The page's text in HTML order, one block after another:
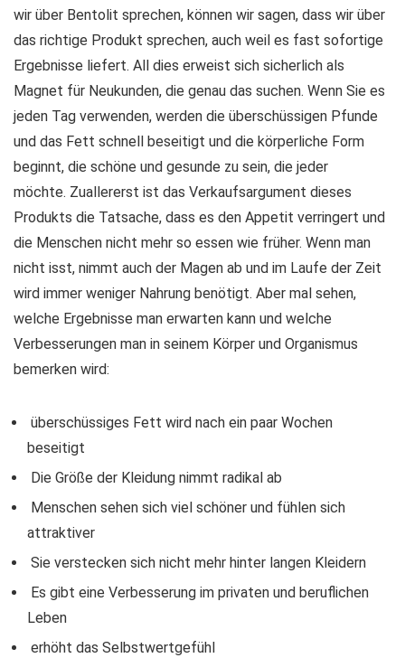
wir über Bentolit sprechen, können wir sagen, dass wir über
das richtige Produkt sprechen, auch weil es fast sofortige
Ergebnisse liefert. All dies erweist sich sicherlich als
Magnet für Neukunden, die genau das suchen. Wenn Sie es
jeden Tag verwenden, werden die überschüssigen Pfunde
und das Fett schnell beseitigt und die körperliche Form
beginnt, die schöne und gesunde zu sein, die jeder
möchte. Zuallererst ist das Verkaufsargument dieses
Produkts die Tatsache, dass es den Appetit verringert und
die Menschen nicht mehr so ​​essen wie früher. Wenn man
nicht isst, nimmt auch der Magen ab und im Laufe der Zeit
wird immer weniger Nahrung benötigt. Aber mal sehen,
welche Ergebnisse man erwarten kann und welche
Verbesserungen man in seinem Körper und Organismus
bemerken wird:
überschüssiges Fett wird nach ein paar Wochen
beseitigt
Die Größe der Kleidung nimmt radikal ab
Menschen sehen sich viel schöner und fühlen sich
attraktiver
Sie verstecken sich nicht mehr hinter langen Kleidern
Es gibt eine Verbesserung im privaten und beruflichen
Leben
erhöht das Selbstwertgefühl